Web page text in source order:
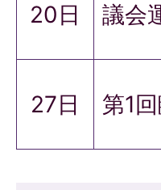
20日 議会
27日 第1